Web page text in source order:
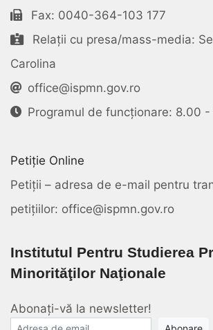
Fax: 0040-364-103 177
Relații cu presa/mass-media:
Carolina
office@ispmn.gov.ro
Programul de funcționare: 8.00 -
Petiție Online
Petiții – adresa de e-mail pentru
petițiilor: office@ispmn.gov.ro
Institutul Pentru Studierea
Minorităţilor Naţionale
Abonați-vă la newsletter!
E-mail